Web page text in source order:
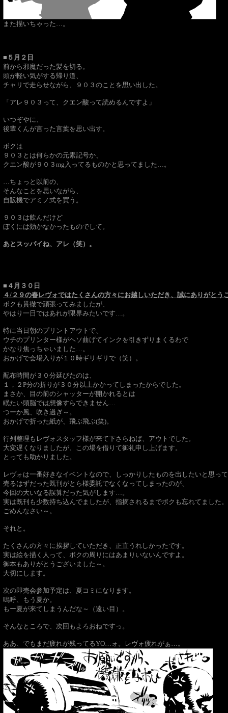
また描いちゃった…。
■５月２日
前から邪魔だった髪を切る。
頭が軽い気がする帰り道、
チャリで走らせながら、９０３のことを思い出した。
「アレ９０３って、クエン酸って読めるんですよ」
いつぞやに、
後輩くんが言った言葉を思い出す。
ボクは
９０３とは何らかの元素記号か、
クエン酸が９０３mg入ってるものかと思ってました…。
…ちょっと以前の、
そんなことを思いながら、
自販機でアミノ式を買う。
９０３は飲んだけど
ぼくには効かなかったものでして。
あとスッパイね、アレ（笑）。
■４月３０日
４/２９の春レヴォではたくさんの方々にお越しいただき、誠にありがとう
ボクも貫徹で頑張ってみましたが、
やはり一日ではあれが限界みたいです…。
特に当日朝のプリントアウトで、
ウチのプリンター様がヘソ曲げてインクを引きずりまくるわで
かなり焦っちゃいました…。
おかげで会場入りが１０時ギリギリで（笑）。
配布時間が３０分延びたのは、
１，２P分の折りが３０分以上かかってしまったからでした。
まさか、目の前のシャッターが開かれるとは
眠たい頭脳では想像すらできません…
つーか風、吹き過ぎ～。
おかげで折った紙が、飛ぶ飛ぶ(笑)。
行列整理もレヴォスタッフ様が来て下さらねば、アウトでした。
大変遅くなりましたが、この場を借りて御礼申し上げます。
とっても助かりました。
レヴォは一番好きなイベントなので、しっかりしたものを出したいと思っ
売るはずだった既刊がとら様委託でなくなってしまったのが、
今回の大いなる誤算だった気がします…。
実は既刊も少数持ち込んでましたが、指摘されるまでボクも忘れてました。
ごめんなさい～。
それと。
たくさんの方々に挨拶していただき、正直うれしかったです。
実は絵を描く人って、ボクの周りにはあまりいないんですよ。
御本もありがとうございました～。
大切にします。
次の即売会参加予定は、夏コミになります。
嗚呼、もう夏か。
もー夏が来てしまうんだな～（遠い目）。
そんなところで、次回もよろおねですっ。
ああ、でもまだ疲れが残ってるYO…ォ。レヴォ疲れがぁ…。